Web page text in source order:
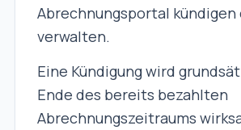
Abrechnungsportal kündigen
verwalten.
Eine Kündigung wird
Ende des bereits bezahlten
Abrechnungszeitraums